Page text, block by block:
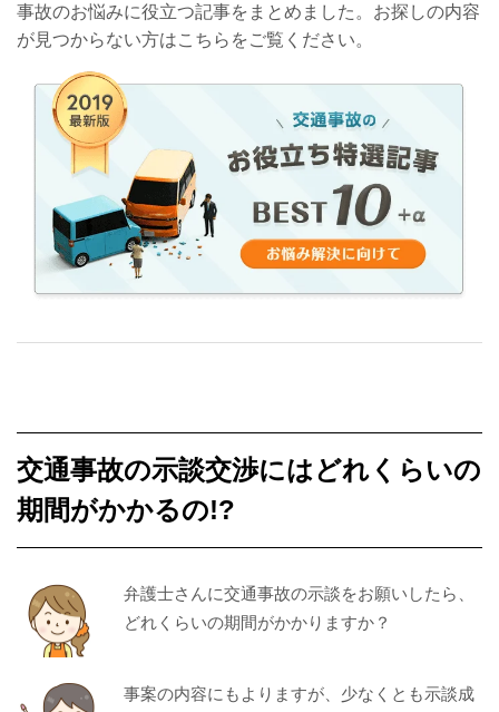
事故のお悩みに役立つ記事をまとめました。お探しの内容
が見つからない方はこちらをご覧ください。
交通事故の示談交渉にはどれくらいの
期間がかかるの!?
弁護士さんに交通事故の示談をお願いしたら、
どれくらいの期間がかかりますか？
事案の内容にもよりますが、少なくとも示談成